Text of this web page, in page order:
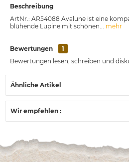
Beschreibung
ArtNr.: AR54088 Avalune ist eine
blühende Lupine mit schönen... mehr
Bewertungen
1
Bewertungen lesen, schreiben und
Ähnliche Artikel
Wir empfehlen :